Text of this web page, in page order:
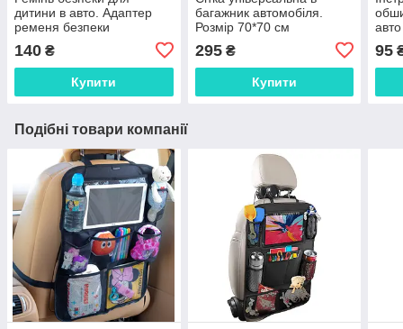
дитини в авто. Адаптер
ременя безпеки
140 ₴
Купити
багажник автомобіля.
Розмір 70*70 см
295₴
Купити
95
Подібні товари компанії